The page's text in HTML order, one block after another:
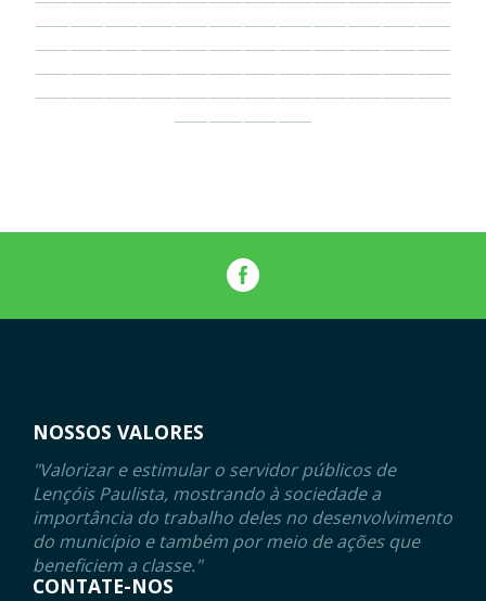
NOSSOS VALORES
"Valorizar e estimular o servidor públicos de
Lençóis Paulista, mostrando à sociedade a
importância do trabalho deles no desenvolvimento
do município e também por meio de ações que
beneficiem a classe."
CONTATE-NOS